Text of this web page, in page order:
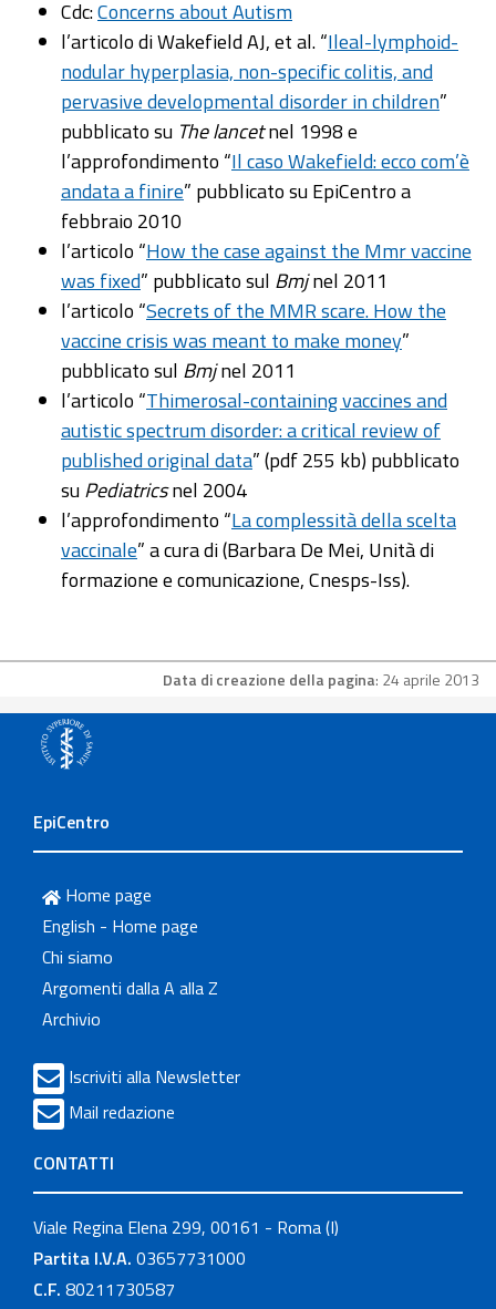
Cdc:Concerns about Autism
l’articolo di Wakefield AJ, et al. “Ileal-lymphoid-
nodular hyperplasia, non-specific colitis, and
pervasive developmental disorder in children”
pubblicato su The lancetnel 1998 e
l’approfondimento “Il caso Wakefield: ecco com’è
andata a finire” pubblicato su EpiCentro a
febbraio 2010
l’articolo “How the case against the Mmr vaccine
was fixed” pubblicato sul Bmjnel 2011
l’articolo “Secrets of the MMR scare. How the
vaccine crisis was meant to make money”
pubblicato sul Bmjnel 2011
l’articolo “Thimerosal-containing vaccines and
autistic spectrum disorder: a critical review of
published original data” (pdf 255 kb) pubblicato
suPediatricsnel 2004
l’approfondimento “La complessità della scelta
vaccinale” a cura di (Barbara De Mei, Unità di
formazione e comunicazione, Cnesps-Iss).
Data di creazione della pagina: 24 aprile 2013
EpiCentro
Home page
English - Home page
Chi siamo
Argomenti dalla A alla Z
Archivio
Iscriviti alla Newsletter
Mail redazione
CONTATTI
Viale Regina Elena 299, 00161 - Roma (I)
Partita I.V.A. 03657731000
C.F. 80211730587